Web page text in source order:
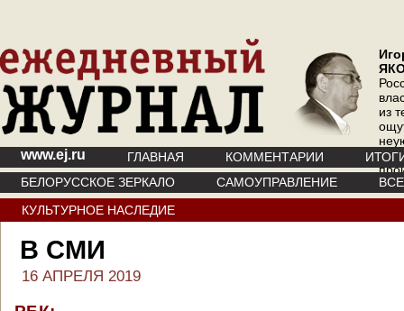
из
где
www.ej.ru ГЛАВНАЯ КОММЕНТАРИИ
БЕЛОРУССКОЕ ЗЕРКАЛО
САМОУПРАВЛЕНИЕ
КУЛЬТУРНОЕ НАСЛЕДИЕ
В СМИ
16 АПРЕЛЯ 2019